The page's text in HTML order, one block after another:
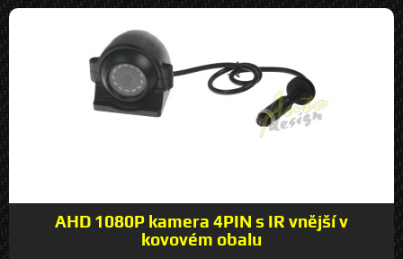
AHD 1080P kamera 4PIN s IR vnější v
kovovém obalu